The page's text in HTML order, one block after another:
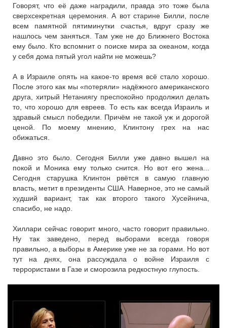
Говорят, что её даже наградили, правда это тоже была
сверхсекретная церемония. А вот старине Билли, после
всем памятной пятиминутки счастья, вдруг сразу же
нашлось чем заняться. Там уже не до Ближнего Востока
ему было. Кто вспомнит о поиске мира за океаном, когда
у себя дома пятый угол найти не можешь?
А в Израиле опять на какое-то время всё стало хорошо.
После этого как мы «потеряли» надёжного американского
друга, хитрый Нетаниягу преспокойно продолжил делать
то, что хорошо для евреев. То есть как всегда Израиль и
здравый смысл победили. Причём не такой уж и дорогой
ценой. По моему мнению, Клинтону грех на нас
обижаться.
Давно это было. Сегодня Билли уже давно вышел на
покой и Моника ему только снится. Но вот его жена...
Сегодня старушка Клинтон рвётся в самую главную
власть, метит в президенты США. Наверное, это не самый
худший вариант, так как второго такого Хусейнича,
спасибо, не надо.
Хиллари сейчас говорит много, часто говорит правильно.
Ну так заведено, перед выборами всегда говоря
правильно, а выборы в Америке уже не за горами. Но вот
тут на днях, она рассуждала о войне Израиля с
террористами в Газе и сморозила редкостную глупость.